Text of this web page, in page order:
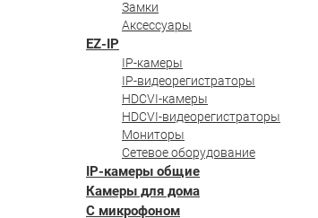
Замки
Аксессуары
EZ-IP
IP-камеры
IP-видеорегистраторы
HDCVI-камеры
HDCVI-видеорегистраторы
Мониторы
Сетевое оборудование
IP-камеры общие
Камеры для дома
С микрофоном